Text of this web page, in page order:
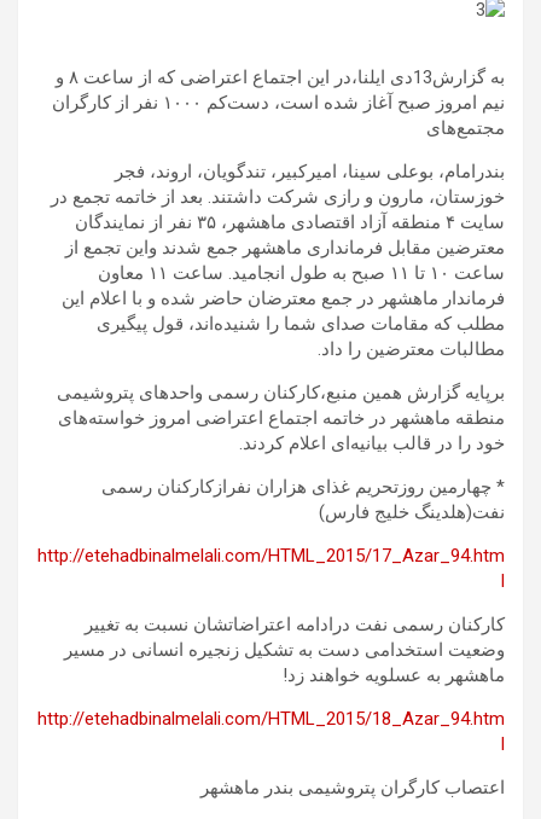
به گزارش13دی ایلنا،در این اجتماع اعتراضی که از ساعت ۸ و
نیم امروز صبح آغاز شده است، دست‌کم ۱۰۰۰ نفر از کارگران
مجتمع‌های
بندرامام، بوعلی سینا، امیرکبیر، تندگویان، اروند، فجر
خوزستان، مارون و رازی شرکت داشتند. بعد از خاتمه تجمع در
سایت ۴ منطقه آزاد اقتصادی ماهشهر، ۳۵ نفر از نمایندگان
معترضین مقابل فرمانداری ماهشهر جمع شدند واین تجمع از
ساعت ۱۰ تا ۱۱ صبح به طول انجامید. ساعت ۱۱ معاون
فرماندار ماهشهر در جمع معترضان حاضر شده و با اعلام این
مطلب که مقامات صدای شما را شنیده‌اند، قول پیگیری
مطالبات معترضین را داد.
برپایه گزارش همین منبع،کارکنان رسمی واحدهای پتروشیمی
منطقه ماهشهر در خاتمه اجتماع اعتراضی امروز خواسته‌های
خود را در قالب بیانیه‌ای اعلام کردند.
* چهارمین روزتحریم غذای هزاران نفرازکارکنان رسمی
نفت(هلدينگ خليج فارس)
http://etehadbinalmelali.com/HTML_2015/17_Azar_94.htm
l
کارکنان رسمی نفت درادامه اعتراضاتشان نسبت به تغییر
وضعیت استخدامی دست به تشکیل زنجیره انسانی در مسیر
ماهشهر به عسلویه خواهند زد!
http://etehadbinalmelali.com/HTML_2015/18_Azar_94.htm
l
اعتصاب کارگران پتروشیمی بندر ماهشهر